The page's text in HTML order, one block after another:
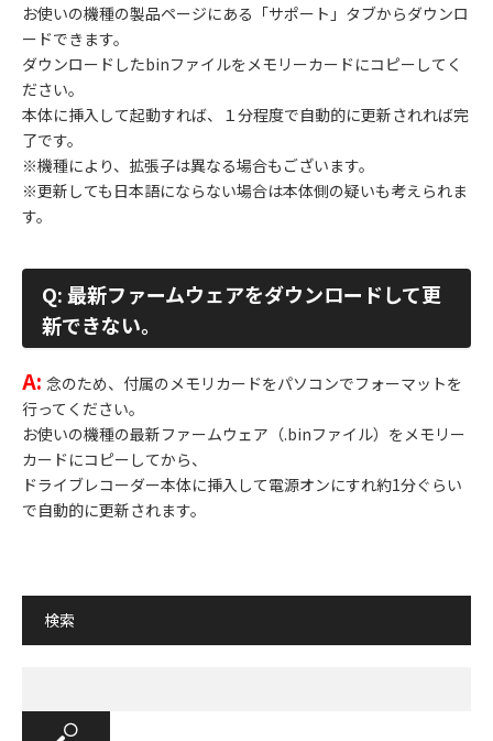
お使いの機種の製品ページにある「サポート」タブからダウンロ
ードできます。
ダウンロードしたbinファイルをメモリーカードにコピーしてく
ださい。
本体に挿入して起動すれば、１分程度で自動的に更新されれば完
了です。
※機種により、拡張子は異なる場合もございます。
※更新しても日本語にならない場合は本体側の疑いも考えられま
す。
Q: 最新ファームウェアをダウンロードして更
新できない。
A: 念のため、付属のメモリカードをパソコンでフォーマットを
行ってください。
お使いの機種の最新ファームウェア（.binファイル）をメモリー
カードにコピーしてから、
ドライブレコーダー本体に挿入して電源オンにすれ約1分ぐらい
で自動的に更新されます。
検索